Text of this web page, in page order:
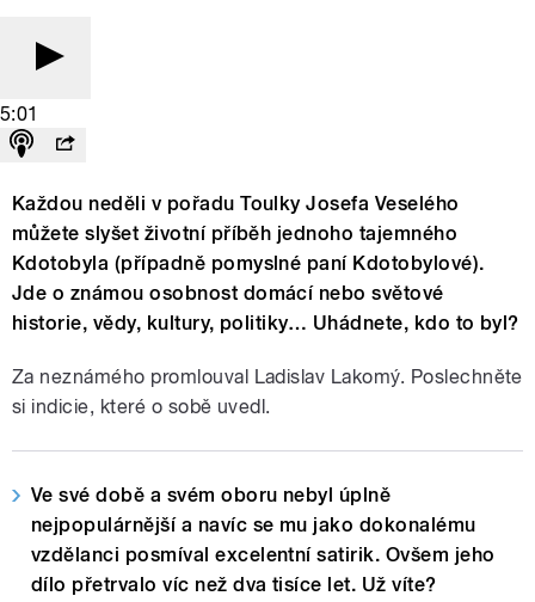
5:01
Každou neděli v pořadu Toulky Josefa Veselého
můžete slyšet životní příběh jednoho tajemného
Kdotobyla (případně pomyslné paní Kdotobylové).
Jde o známou osobnost domácí nebo světové
historie, vědy, kultury, politiky… Uhádnete, kdo to byl?
Za neznámého promlouval Ladislav Lakomý. Poslechněte
si indicie, které o sobě uvedl.
Ve své době a svém oboru nebyl úplně
nejpopulárnější a navíc se mu jako dokonalému
vzdělanci posmíval excelentní satirik. Ovšem jeho
dílo přetrvalo víc než dva tisíce let. Už víte?